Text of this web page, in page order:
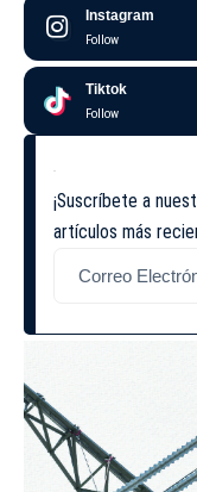
Instagram
Follow
Tiktok
Follow
¡Suscríbete a
artículos más